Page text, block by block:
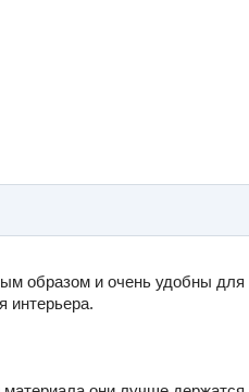
образом и очень удобны для
интерьера.